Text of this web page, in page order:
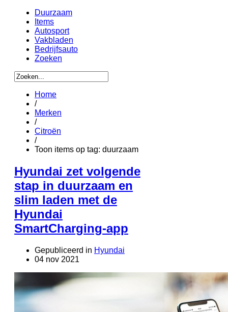
Duurzaam
Items
Autosport
Vakbladen
Bedrijfsauto
Zoeken
Home
/
Merken
/
Citroën
/
Toon items op tag: duurzaam
Hyundai zet volgende
stap in duurzaam en
slim laden met de
Hyundai
SmartCharging-app
Gepubliceerd in Hyundai
04 nov 2021